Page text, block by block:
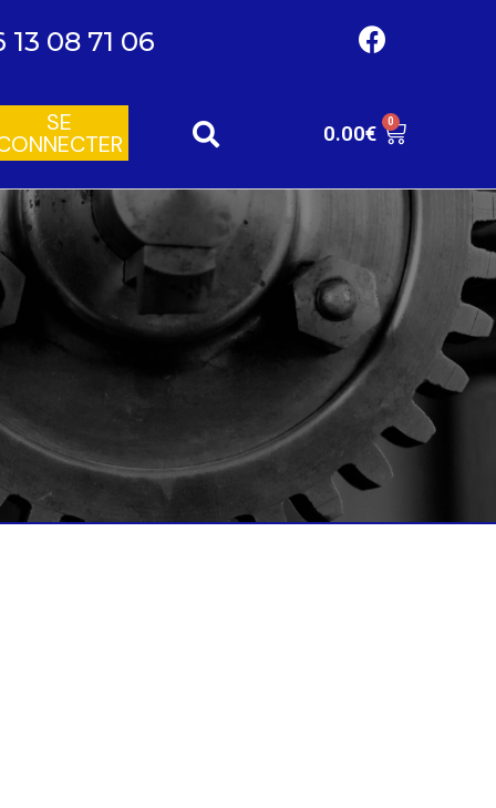
13 08 71 06
SE 0.00€ 0